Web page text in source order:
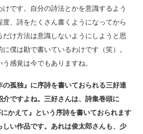
です。自分の詩法とかを意識するよう
、詩をたくさん書くようになってから
け方法は意識しないようにしようと思
僕は勘で書いているわけです（笑）。
感覚は今でもありますね。
独』に序詩を書いておられる三好達
ですよね。三好さんは、詩集巻頭に
かえて』という序詩を書いておられます
い作品です。あれは俊太郎さんも、少